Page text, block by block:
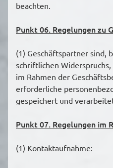
beachten.
Punkt 06. Regelungen zu
(1) Geschäftspartner sind,
schriftlichen
im Rahmen der
erforderliche
gespeichert und
Punkt 07. Regelungen im
(1) Kontaktaufnahme: